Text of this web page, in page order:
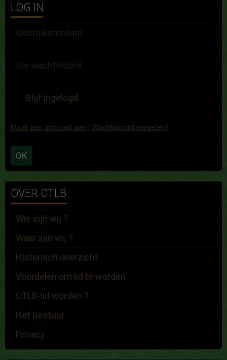
LOG IN
Blijf ingelogd
Maak een account aan Wachtwoord vergeten?
OK
OVER CTLB
Wie zijn wij ?
Waar zijn wij ?
Historisch overzicht
Voordelen om lid te worden
CTLB-lid worden ?
Het Bestuur
Privacy